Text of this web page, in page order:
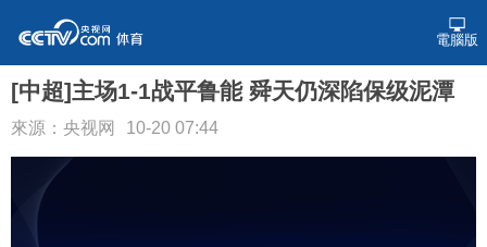
電腦版
[中超]主场1-1战平鲁能 舜天仍深陷保级泥潭
來源：央视网 10-20 07:44